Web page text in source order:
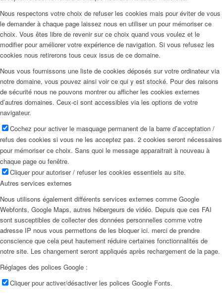
Nous respectons votre choix de refuser les cookies mais pour éviter de vous
le demander à chaque page laissez nous en utiliser un pour mémoriser ce
choix. Vous êtes libre de revenir sur ce choix quand vous voulez et le
modifier pour améliorer votre expérience de navigation. Si vous refusez les
cookies nous retirerons tous ceux issus de ce domaine.
Nous vous fournissons une liste de cookies déposés sur votre ordinateur via
notre domaine, vous pouvez ainsi voir ce qui y est stocké. Pour des raisons
de sécurité nous ne pouvons montrer ou afficher les cookies externes
d’autres domaines. Ceux-ci sont accessibles via les options de votre
navigateur.
Cochez pour activer le masquage permanent de la barre d’acceptation /
refus des cookies si vous ne les acceptez pas. 2 cookies seront nécessaires
pour mémoriser ce choix. Sans quoi le message apparaitrait à nouveau à
chaque page ou fenêtre.
Cliquer pour autoriser / refuser les cookies essentiels au site.
Autres services externes
Nous utilisons également différents services externes comme Google
Webfonts, Google Maps, autres hébergeurs de vidéo. Depuis que ces FAI
sont susceptibles de collecter des données personnelles comme votre
adresse IP nous vous permettons de les bloquer ici. merci de prendre
conscience que cela peut hautement réduire certaines fonctionnalités de
notre site. Les changement seront appliqués après rechargement de la page.
Réglages des polices Google :
Cliquer pour activer/désactiver les polices Google Fonts.